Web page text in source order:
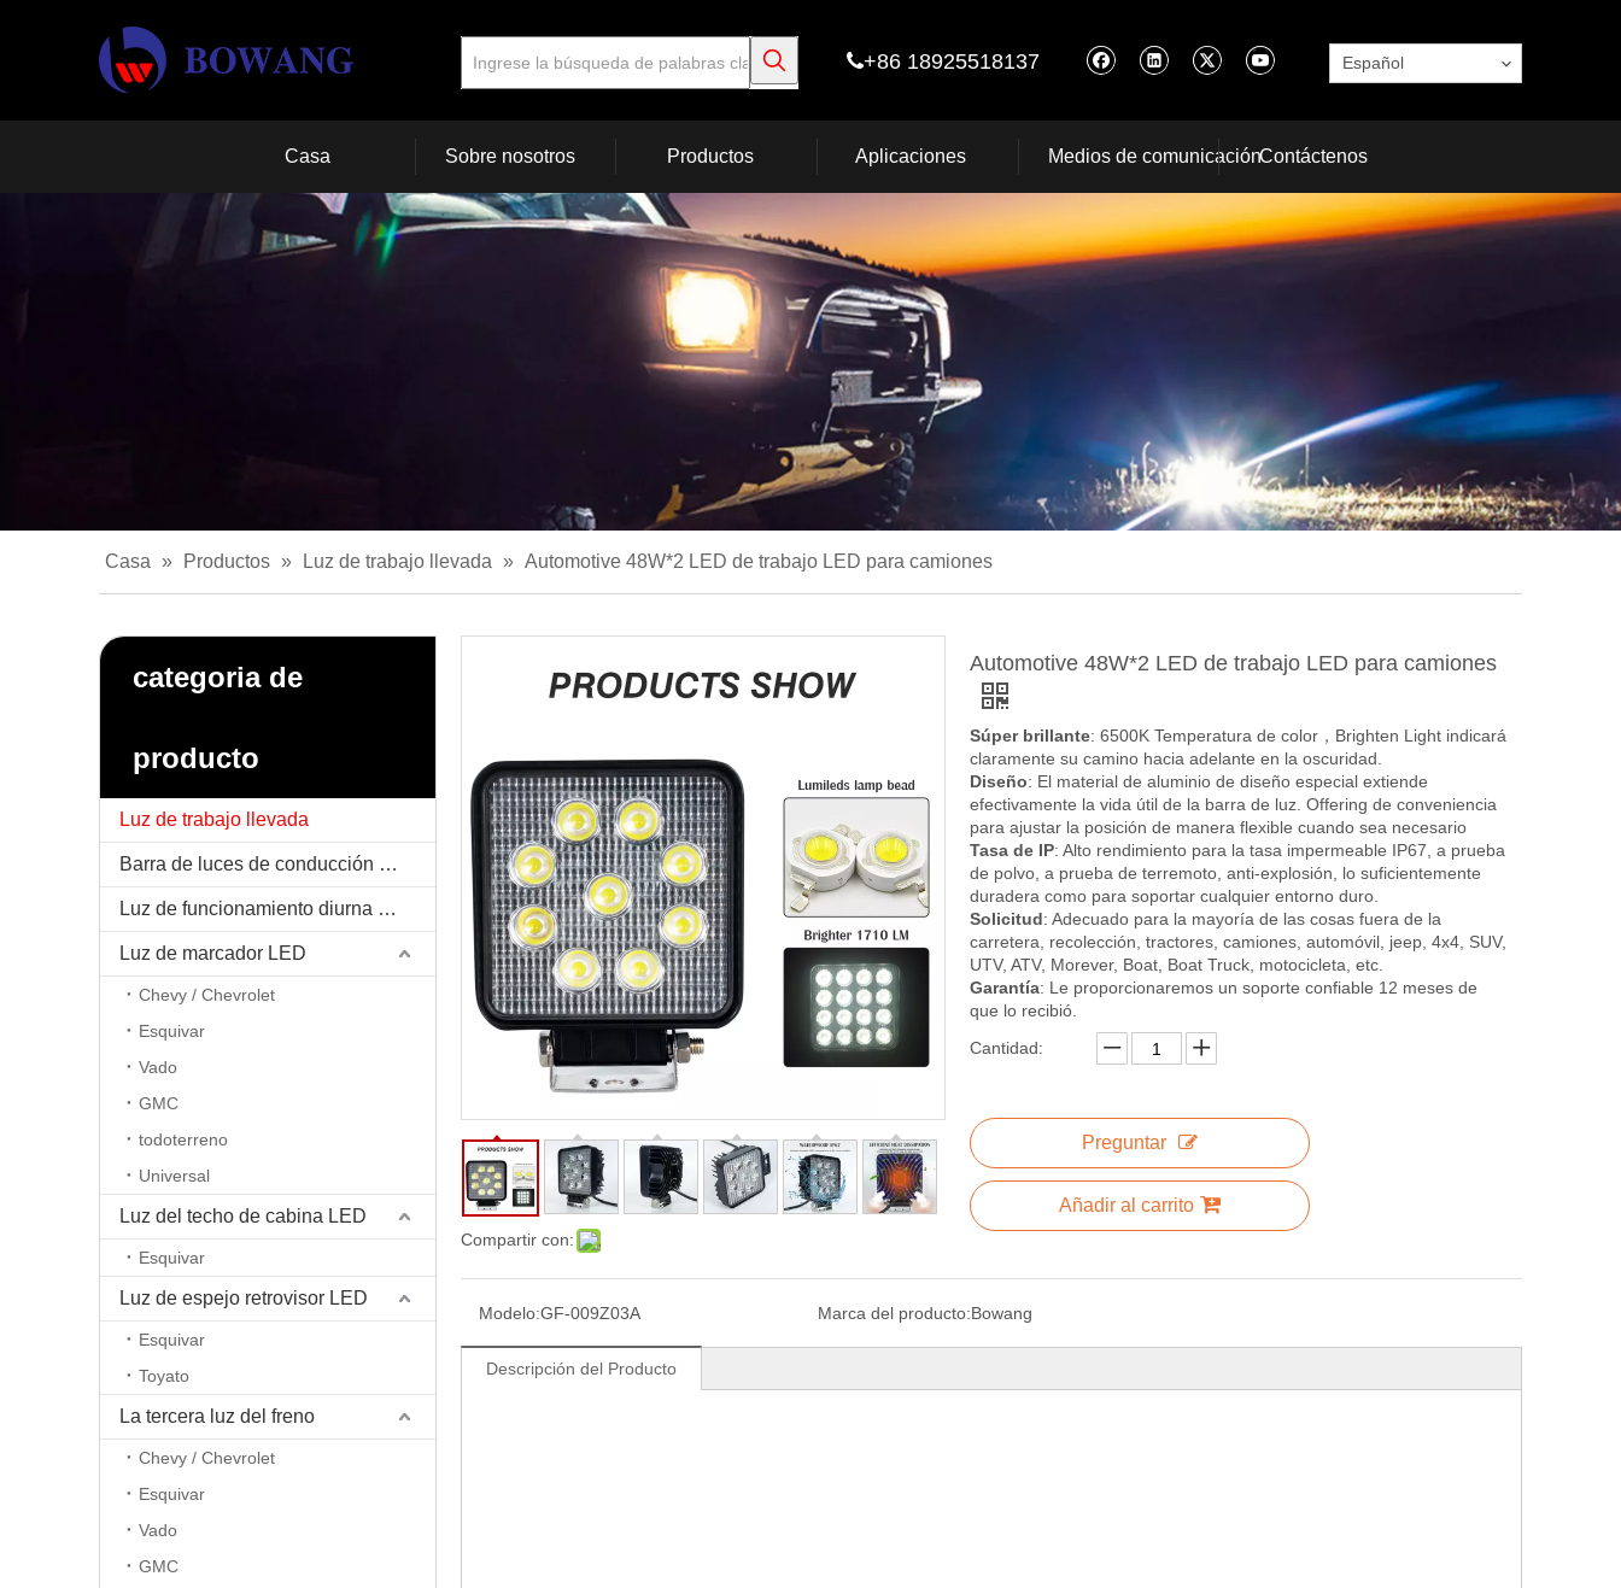
+86 18925518137 Español
Casa Sobre nosotros Productos Aplicaciones Medios de comunicaciónContáctenos
Casa » Productos » Luz de trabajo llevada » Automotive 48W*2 LED de trabajo LED para camiones
categoria de
producto
Luz de trabajo llevada
Barra de luces de conducción LED
Luz de funcionamiento diurna LED / DRL
Luz de marcador LED
Chevy / Chevrolet
Esquivar
Vado
GMC
todoterreno
Universal
Luz del techo de cabina LED
Esquivar
Luz de espejo retrovisor LED
Esquivar
Toyato
La tercera luz del freno
Chevy / Chevrolet
Esquivar
Vado
GMC
Compartir con:
Automotive 48W*2 LED de trabajo LED para camiones
Súper brillante: 6500K Temperatura de color ， Brighten Light indicará
claramente su camino hacia adelante en la oscuridad.
Diseño: El material de aluminio de diseño especial extiende
efectivamente la vida útil de la barra de luz. Offering de conveniencia
para ajustar la posición de manera flexible cuando sea necesario
Tasa de IP: Alto rendimiento para la tasa impermeable IP67, a prueba
de polvo, a prueba de terremoto, anti-explosión, lo suficientemente
duradera como para soportar cualquier entorno duro.
Solicitud: Adecuado para la mayoría de las cosas fuera de la
carretera, recolección, tractores, camiones, automóvil, jeep, 4x4, SUV,
UTV, ATV, Morever, Boat, Boat Truck, motocicleta, etc.
Garantía: Le proporcionaremos un soporte confiable 12 meses de
que lo recibió.
Cantidad:
Preguntar
Añadir al carrito
Modelo:GF-009Z03A Marca del producto:Bowang
Descripción del Producto